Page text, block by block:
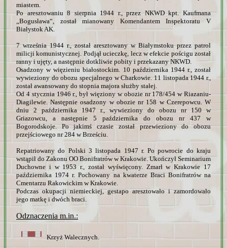
miastem.
Po aresztowaniu 8 sierpnia 1944 r., przez NKWD kpt. Kaufmana
„Bogusława“, został mianowany Komendantem Inspektoratu V
Białystok AK.
7 września 1944 r., został aresztowany w Białymstoku przez patrol
milicji komunistycznej. Podjął ucieczkę, lecz w efekcie pościgu został
ranny i ujęty, a następnie dotkliwie pobity i przekazany NKWD.
Osadzony w więzieniu białostockim. 10 października 1944 r., został
wywieziony do obozu specjalnego w Charkowie. 11 listopada 1944 r.,
został awansowany do stopnia majora służby stałej.
Od 4 stycznia 1946 r., był więziony w obozie nr 178/454 w Riazaniu-
Diagilewie. Następnie osadzony w obozie nr 158 w Czerepowcu. W
dniu 2 października 1947 r., wywieziony do obozu nr 150 w
Griazowcu, a następnie 5 października do obozu nr 437 w
Bogorodskoje. Po jakimś czasie został przewieziony do obozu
przejściowego nr 284 w Brześciu.
Repatriowany do Polski 3 listopada 1947 r. Po powrocie do kraju
wstąpił do Zakonu OO Bonifratrów w Krakowie. Ukończył Seminarium
Duchowne i w 1953 r., został wyświęcony. Zmarł w Krakowie 17
października 1974 r. Pochowany na kwaterze Braci Bonifratrów na
Cmentarzu Rakowickim w Krakowie.
Podczas okupacji niemieckiej, gestapo aresztowało i zamordowało
jego matkę i dwóch braci.
Odznaczenia m.in.:
Krzyż Walecznych.